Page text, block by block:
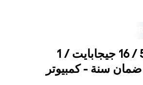
إتش بي برو ديسك جي7 7إم تي - آي 5 / 16 جيجابايت / 1
سنة - كمبيوتر